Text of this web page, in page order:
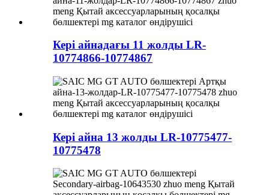
Кері айнадағы 11 жолды LR-
10774866-10774867
Кері айна 13 жолды LR-10775477-
10775478